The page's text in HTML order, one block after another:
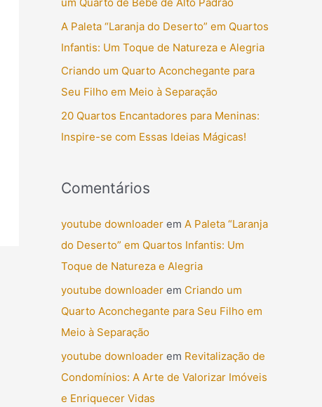
p
o
r
:
A Paleta “Laranja do Deserto” em Quartos
Infantis: Um Toque de Natureza e Alegria
Criando um Quarto Aconchegante para
Seu Filho em Meio à Separação
20 Quartos Encantadores para Meninas:
Inspire-se com Essas Ideias Mágicas!
Comentários
youtube downloader em A Paleta “Laranja
do Deserto” em Quartos Infantis: Um
Toque de Natureza e Alegria
youtube downloader em Criando um
Quarto Aconchegante para Seu Filho em
Meio à Separação
youtube downloader em Revitalização de
Condomínios: A Arte de Valorizar Imóveis
e Enriquecer Vidas